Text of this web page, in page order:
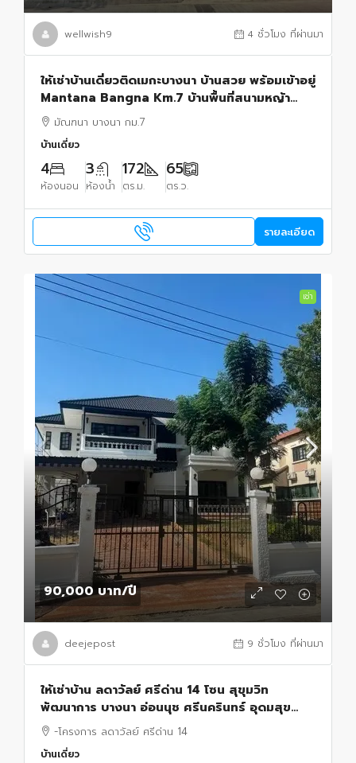
wellwish9 4 ชั่วโมง ที่ผ่านมา
ให้เช่าบ้านเดี่ยวติดเมกะบางนา บ้านสวย พร้อมเข้าอยู่
Mantana Bangna Km.7 บ้านพื้นที่สนามหญ้า
กว้าง ส่วนกลางอลังการ ถนนกว้าง ทะเลสาบ
มัณฑนา บางนา กม.7
บ้านเดี่ยว
4
ห้องนอน
3
ห้องน้ำ
172
ตร.ม.
65
ตร.ว.
รายละเอียด
เช่า
90,000 บาท/ปี
deejepost 9 ชั่วโมง ที่ผ่านมา
ให้เช่าบ้าน ลดาวัลย์ ศรีด่าน 14 โซน สุขุมวิท
พัฒนาการ บางนา อ่อนนุช ศรีนครินทร์ อุดมสุข
สำโรง จดทะเบียนได้ เลี้ยงสัตว์ได้ มีห้องแม่บ้าน
-โครงการ ลดาวัลย์ ศรีด่าน 14
บ้านเดี่ยว